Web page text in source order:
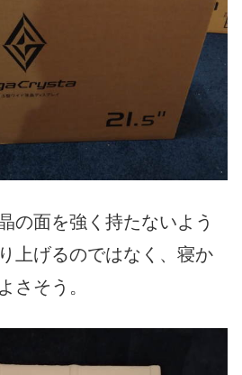
の面を強く持たないよう
上げるのではなく、寝か
さそう。